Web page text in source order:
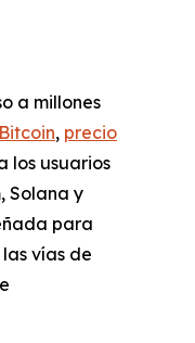
a millones
, precio
los usuarios
Solana y
para
vías de